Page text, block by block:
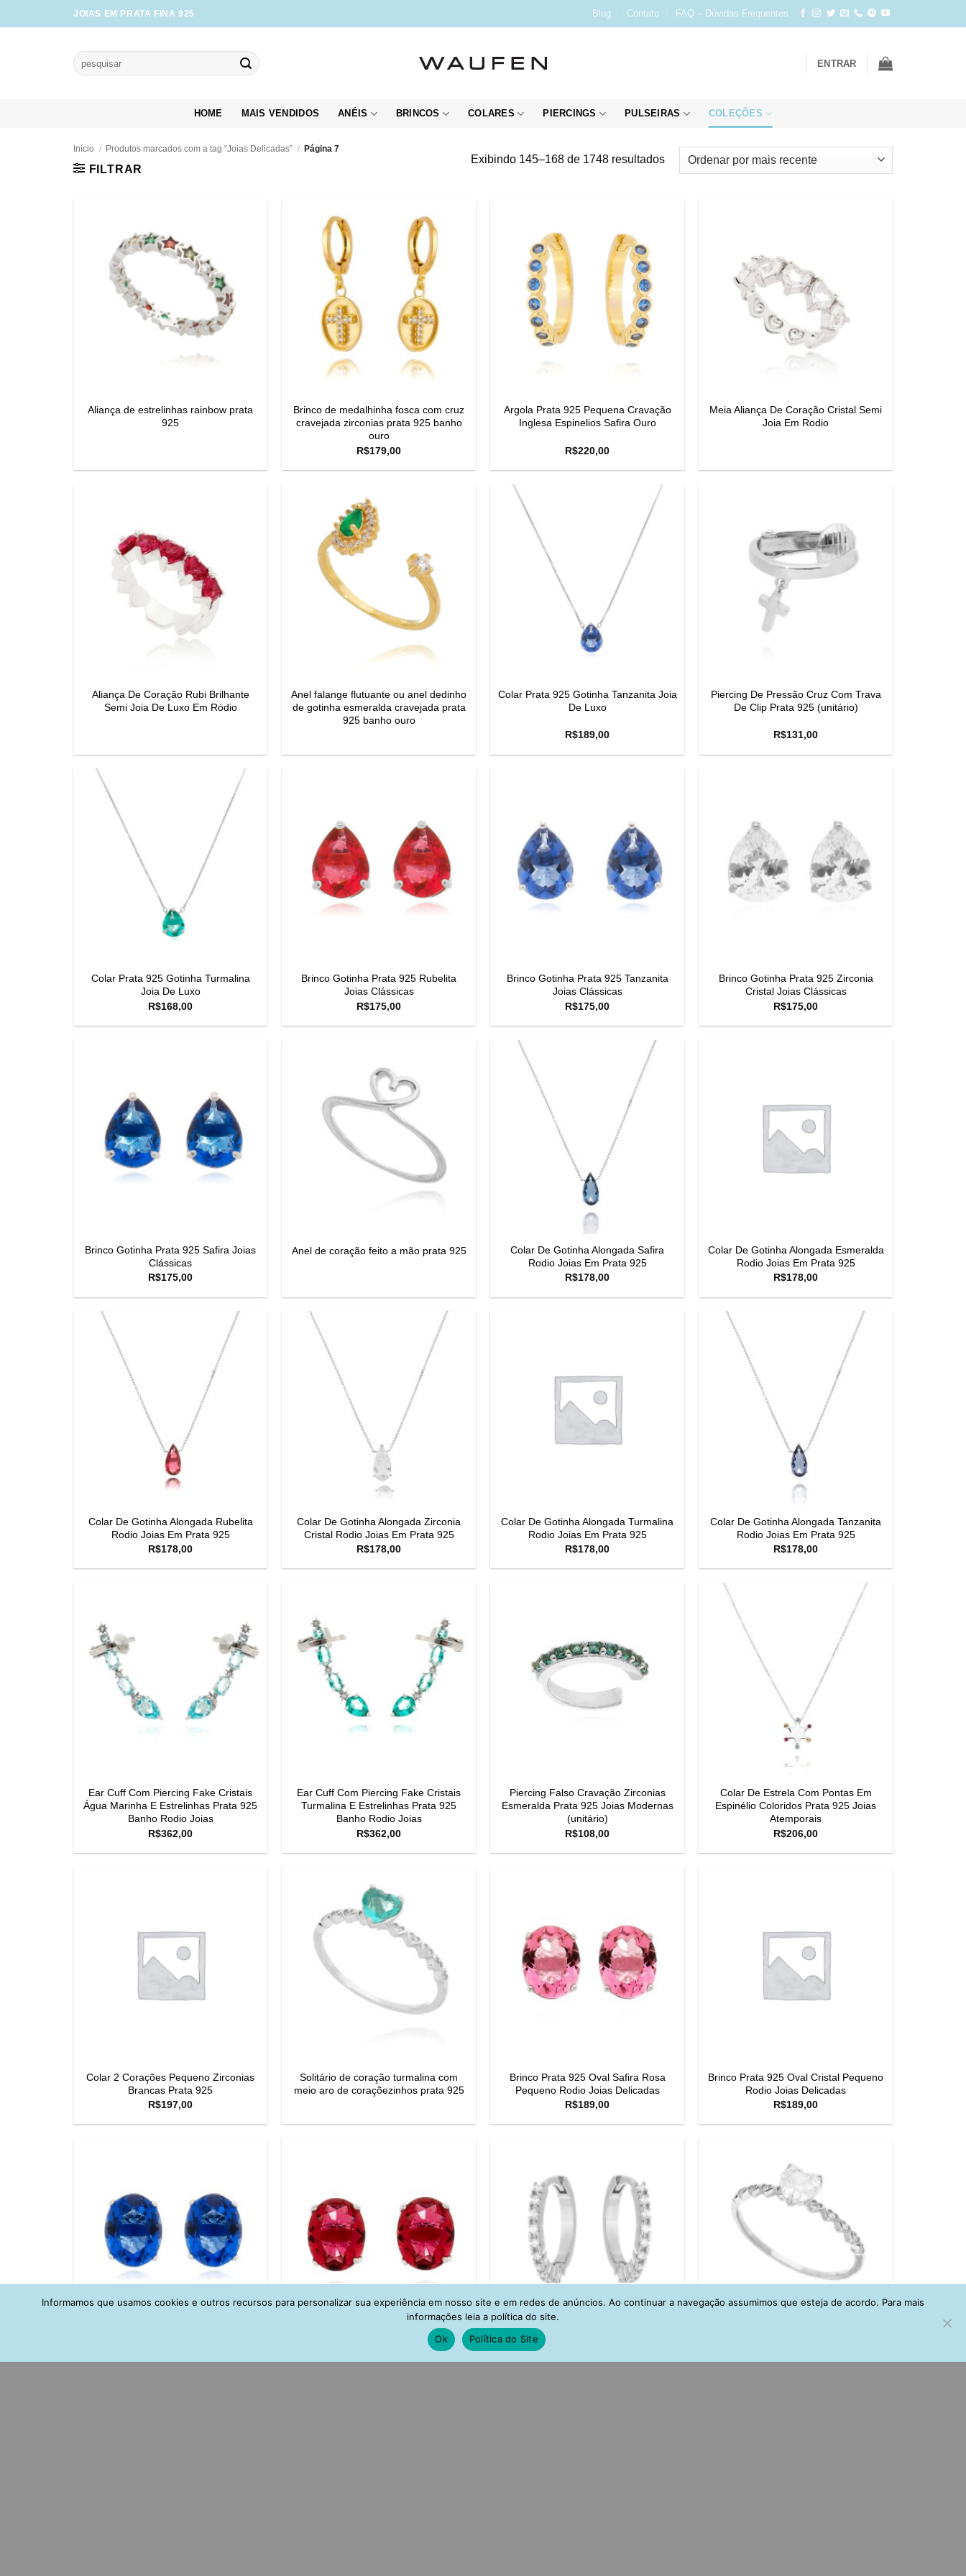
to
JOIAS EM PRATA FINA 925 Blog Contato FAQ – Dúvidas Frequentes
Pesquisar
por:
ENTRAR
HOME MAIS VENDIDOS ANÉIS BRINCOS COLARES PIERCINGS PULSEIRAS COLEÇÕES
Início / Produtos marcados com a tag “Joias Delicadas” / Página 7
FILTRAR
Exibindo 145–168 de 1748 resultadosClassificado
por
Aliança de estrelinhas rainbow prata
925
Brinco de medalhinha fosca com cruz
cravejada zirconias prata 925 banho
ouro
R$179,00
Argola Prata 925 Pequena Cravação
Inglesa Espinelios Safira Ouro
R$220,00
Meia Aliança De Coração Cristal Semi
Joia Em Rodio
Aliança De Coração Rubi Brilhante
Semi Joia De Luxo Em Ródio
Anel falange flutuante ou anel dedinho
de gotinha esmeralda cravejada prata
925 banho ouro
Colar Prata 925 Gotinha Tanzanita Joia
De Luxo
R$189,00
Piercing De Pressão Cruz Com Trava
De Clip Prata 925 (unitário)
R$131,00
Colar Prata 925 Gotinha Turmalina
Joia De Luxo
R$168,00
Brinco Gotinha Prata 925 Rubelita
Joias Clássicas
R$175,00
Brinco Gotinha Prata 925 Tanzanita
Joias Clássicas
R$175,00
Brinco Gotinha Prata 925 Zirconia
Cristal Joias Clássicas
R$175,00
Brinco Gotinha Prata 925 Safira Joias
Clássicas
R$175,00
Anel de coração feito a mão prata 925
Colar De Gotinha Alongada Safira
Rodio Joias Em Prata 925
R$178,00
Colar De Gotinha Alongada Esmeralda
Rodio Joias Em Prata 925
R$178,00
Colar De Gotinha Alongada Rubelita
Rodio Joias Em Prata 925
R$178,00
Colar De Gotinha Alongada Zirconia
Cristal Rodio Joias Em Prata 925
R$178,00
Colar De Gotinha Alongada Turmalina
Rodio Joias Em Prata 925
R$178,00
Colar De Gotinha Alongada Tanzanita
Rodio Joias Em Prata 925
R$178,00
Ear Cuff Com Piercing Fake Cristais
Água Marinha E Estrelinhas Prata 925
Banho Rodio Joias
R$362,00
Ear Cuff Com Piercing Fake Cristais
Turmalina E Estrelinhas Prata 925
Banho Rodio Joias
R$362,00
Piercing Falso Cravação Zirconias
Esmeralda Prata 925 Joias Modernas
(unitário)
R$108,00
Colar De Estrela Com Pontas Em
Espinélio Coloridos Prata 925 Joias
Atemporais
R$206,00
Colar 2 Corações Pequeno Zirconias
Brancas Prata 925
R$197,00
Solitário de coração turmalina com
meio aro de coraçõezinhos prata 925
Brinco Prata 925 Oval Safira Rosa
Pequeno Rodio Joias Delicadas
R$189,00
Brinco Prata 925 Oval Cristal Pequeno
Rodio Joias Delicadas
R$189,00
Pequeno Rodio Joias Delicadas
Brinco Prata 925 Oval Rubelita
Pequeno Rodio Joias Delicadas
Argola Prata 925 Zirconia Cristal Joia
De Luxo Online
com meio aro de coraçõezinhos prata
Informamos que usamos cookies e outros recursos para personalizar sua experiência em nosso site e em redes de anúncios. Ao continuar a navegação assumimos que esteja de acordo. Para mais
informações leia a política do site.
Ok
Política do Site